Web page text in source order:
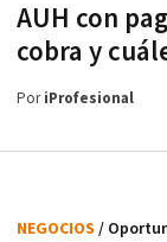
AUH con
cobra y
PoriProfesional
NEGOCIOS /